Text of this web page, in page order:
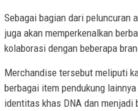
Sebagai bagian dari peluncuran
juga akan memperkenalkan
kolaborasi dengan beberapa
Merchandise tersebut meliputi
berbagai item pendukung
identitas khas DNA dan menjadi